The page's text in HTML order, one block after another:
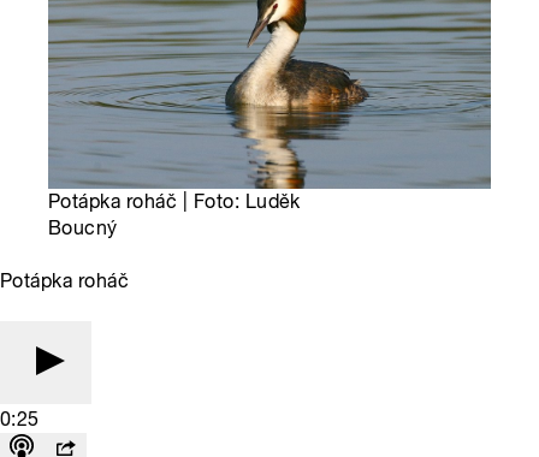
Potápka roháč | Foto: Luděk
Boucný
Potápka roháč
0:25